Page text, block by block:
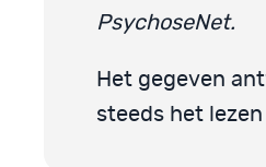
PsychoseNet.
Het gegeven
steeds het